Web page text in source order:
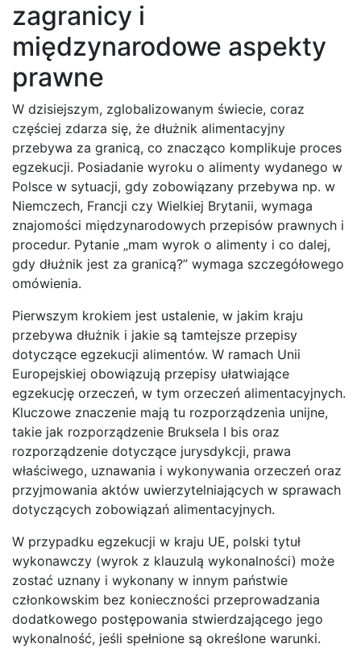
zagranicy i
międzynarodowe aspekty
prawne
W dzisiejszym, zglobalizowanym świecie, coraz
częściej zdarza się, że dłużnik alimentacyjny
przebywa za granicą, co znacząco komplikuje proces
egzekucji. Posiadanie wyroku o alimenty wydanego w
Polsce w sytuacji, gdy zobowiązany przebywa np. w
Niemczech, Francji czy Wielkiej Brytanii, wymaga
znajomości międzynarodowych przepisów prawnych i
procedur. Pytanie „mam wyrok o alimenty i co dalej,
gdy dłużnik jest za granicą?” wymaga szczegółowego
omówienia.
Pierwszym krokiem jest ustalenie, w jakim kraju
przebywa dłużnik i jakie są tamtejsze przepisy
dotyczące egzekucji alimentów. W ramach Unii
Europejskiej obowiązują przepisy ułatwiające
egzekucję orzeczeń, w tym orzeczeń alimentacyjnych.
Kluczowe znaczenie mają tu rozporządzenia unijne,
takie jak rozporządzenie Bruksela I bis oraz
rozporządzenie dotyczące jurysdykcji, prawa
właściwego, uznawania i wykonywania orzeczeń oraz
przyjmowania aktów uwierzytelniających w sprawach
dotyczących zobowiązań alimentacyjnych.
W przypadku egzekucji w kraju UE, polski tytuł
wykonawczy (wyrok z klauzulą wykonalności) może
zostać uznany i wykonany w innym państwie
członkowskim bez konieczności przeprowadzania
dodatkowego postępowania stwierdzającego jego
wykonalność, jeśli spełnione są określone warunki.